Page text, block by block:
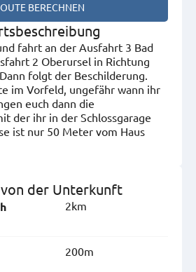
BERECHNEN
fahrt an der Ausfahrt 3 Bad
2 Oberursel in Richtung
folgt der Beschilderung.
im Vorfeld, ungefähr wann ihr
euch dann die
der ihr in der Schlossgarage
ist nur 50 Meter vom Haus
der Unterkunft
2km
200m